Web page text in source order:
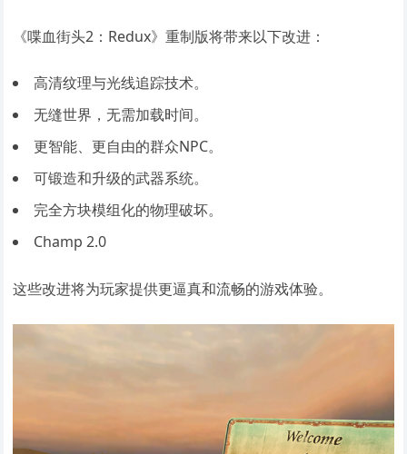
《喋血街头2：Redux》重制版将带来以下改进：
高清纹理与光线追踪技术。
无缝世界，无需加载时间。
更智能、更自由的群众NPC。
可锻造和升级的武器系统。
完全方块模组化的物理破坏。
Champ 2.0
这些改进将为玩家提供更逼真和流畅的游戏体验。